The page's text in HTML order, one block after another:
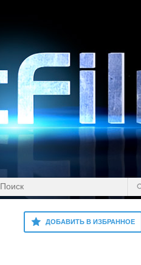
ДОБАВИТЬ В ИЗБРАННОЕ